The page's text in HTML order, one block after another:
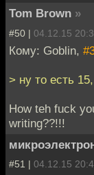
Tom Brown »
#50 | 04.12.15
Кому: Goblin,
> ну то есть
How teh fuck
writing??!!!
#51 | 04.12.15